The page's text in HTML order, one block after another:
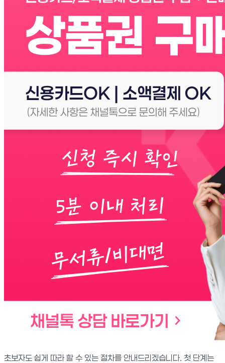
초보자도 쉽게 따라 할 수 있는 절차를 안내드리겠습니다. 첫 단계는